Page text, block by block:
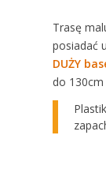
Trasę
posiadać
DUŻY
do